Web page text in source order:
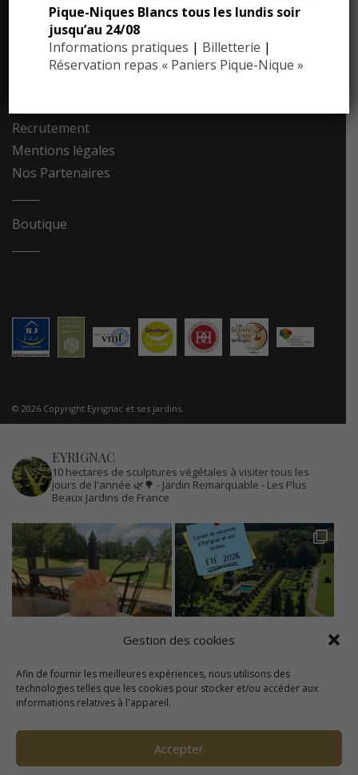
Gestion des cookies
Afin de fournir les meilleures expériences, nous utilisons des
technologies telles que les cookies pour stocker et/ou accéder aux
informations relatives à l'appareil.
Accepter
Dossier de presse
Communiqués de presse
Photothèque
Recrutement
Mentions légales
Nos Partenaires
Boutique
© 2026 Copyright Eyrignac et ses jardins.
EYRIGNAC
10 hectares de sculptures végétales à visiter tous les
jours de l'année 🌿🌳 - Jardin Remarquable - Les Plus
Beaux Jardins de France
Pique-Niques Blancs tous les lundis soir
jusqu’au 24/08
Informations pratiques | Billetterie |
Réservation repas « Paniers Pique-Nique »